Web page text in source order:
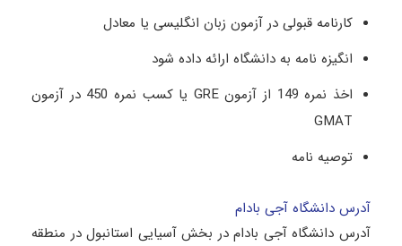
کارنامه قبولی در آزمون زبان انگلیسی یا معادل
انگیزه نامه به دانشگاه ارائه داده شود
اخذ نمره 149 از آزمون GRE یا کسب نمره 450 در آزمون
GMAT
توصیه نامه
آدرس دانشگاه آجی بادام
آدرس دانشگاه آجی بادام در بخش آسیایی استانبول در منطقه